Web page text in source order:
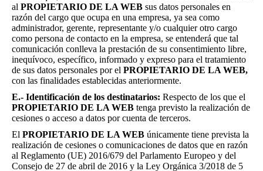
al PROPIETARIO DE LA WEB sus datos personales en
razón del cargo que ocupa en una empresa, ya sea como
administrador, gerente, representante y/o cualquier otro cargo
como persona de contacto en la empresa, se entenderá que tal
comunicación conlleva la prestación de su consentimiento libre,
inequívoco, específico, informado y expreso para el tratamiento
de sus datos personales por el PROPIETARIO DE LA WEB,
con las finalidades establecidas anteriormente.
E.- Identificación de los destinatarios: Respecto de los que el
PROPIETARIO DE LA WEB tenga previsto la realización de
cesiones o acceso a datos por cuenta de terceros.
El PROPIETARIO DE LA WEB únicamente tiene prevista la
realización de cesiones o comunicaciones de datos que en razón
al Reglamento (UE) 2016/679 del Parlamento Europeo y del
Consejo de 27 de abril de 2016 y la Ley Orgánica 3/2018 de 5